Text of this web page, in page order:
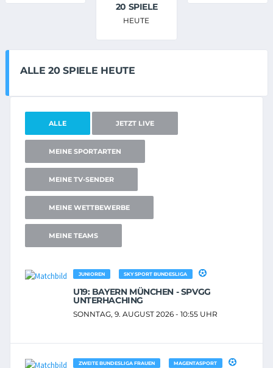
20 SPIELE
HEUTE
ALLE 20 SPIELE HEUTE
ALLE JETZT LIVE
MEINE SPORTARTEN
MEINE TV-SENDER
MEINE WETTBEWERBE
MEINE TEAMS
JUNIOREN SKY SPORT BUNDESLIGA
U19: BAYERN MÜNCHEN - SPVGG
UNTERHACHING
SONNTAG, 9. AUGUST 2026 - 10:55 UHR
ZWEITE BUNDESLIGA FRAUEN MAGENTASPORT